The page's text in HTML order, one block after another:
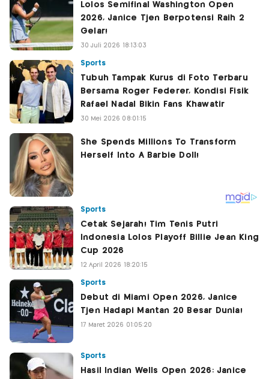
Lolos Semifinal Washington Open
2026, Janice Tjen Berpotensi Raih 2
Gelar!
30 Juli 2026 18:13:03
Sports
Tubuh Tampak Kurus di Foto Terbaru
Bersama Roger Federer, Kondisi Fisik
Rafael Nadal Bikin Fans Khawatir
30 Mei 2026 08:01:15
Sports
Cetak Sejarah! Tim Tenis Putri
Indonesia Lolos Playoff Billie Jean King
Cup 2026
12 April 2026 18:20:15
Sports
Debut di Miami Open 2026, Janice
Tjen Hadapi Mantan 20 Besar Dunia!
17 Maret 2026 01:05:20
Sports
Hasil Indian Wells Open 2026: Janice